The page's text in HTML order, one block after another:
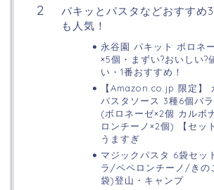
パキッとパスタなどおすすめ
も人気！
永谷園 パキット ボロネ
×5個・まずい?おいしい?
い・1番おすすめ！
【Amazon.co.jp 限定】
パスタソース 3種6個バ
(ボロネーゼ×2個 カルボ
ロンチーノ×2個) 【セッ
うますぎ
マジックパスタ 6袋セッ
ラ/ペペロンチーノ/きの
袋)登山・キャンプ